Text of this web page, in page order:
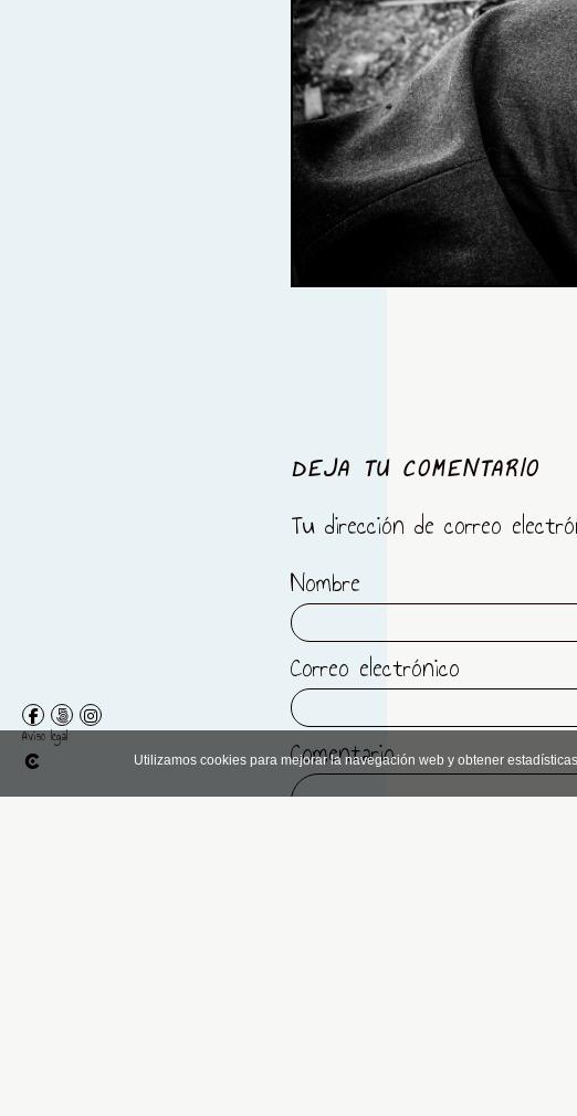
DEJA TU COMENTARIO
Tu dirección de correo
Nombre
Correo electrónico
Comentario
Aviso legal
Utilizamos cookies para mejorar la navegación web y obtener